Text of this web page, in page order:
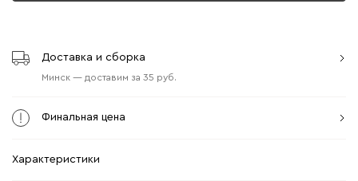
Доставка и сборка
Минск — доставим за 35
Финальная цена
Характеристики